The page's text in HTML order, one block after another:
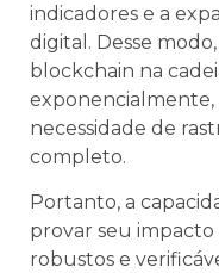
indicadores e a
digital. Desse
blockchain na
necessidade de
completo.
Portanto, a
provar seu
robustos e